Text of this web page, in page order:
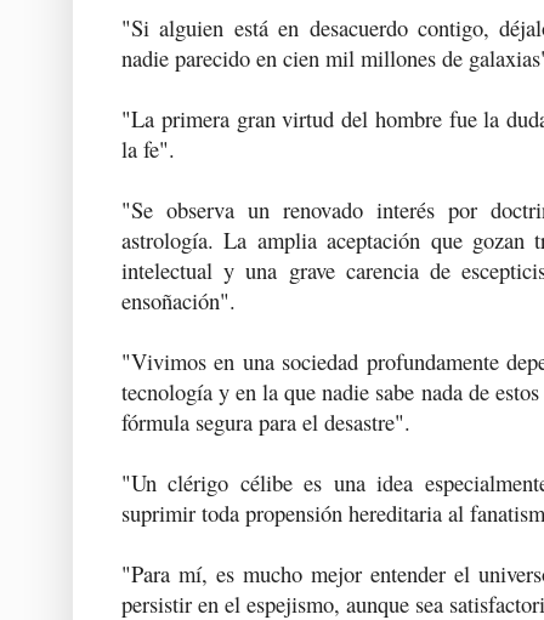
"Si alguien está en desacuerdo contigo,
nadie parecido en cien mil millones de
"La primera gran virtud del hombre fue la
la fe".
"Se observa un renovado interés por
astrología. La amplia aceptación que gozan
intelectual y una grave carencia de
ensoñación".
"Vivimos en una sociedad profundamente
tecnología y en la que nadie sabe nada de
fórmula segura para el desastre".
"Un clérigo célibe es una idea
suprimir toda propensión hereditaria al
"Para mí, es mucho mejor entender el
persistir en el espejismo, aunque sea